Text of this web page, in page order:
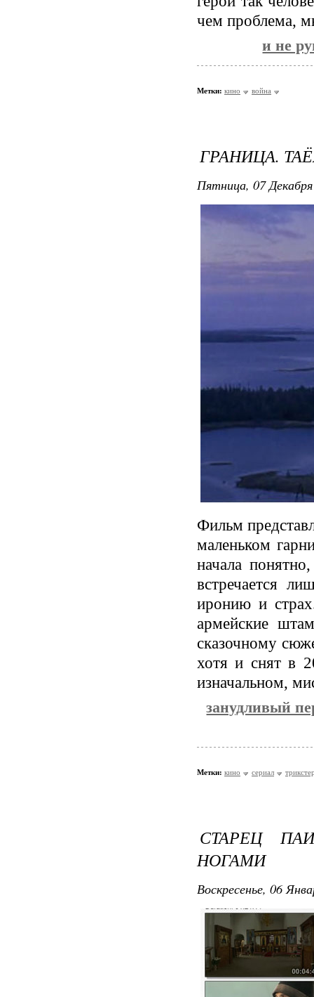
чем проблема,
и не
Метки: кино война
ГРАНИЦА.
Пятница, 07
Фильм
маленьком
начала
встречается
иронию и
армейские
сказочному
хотя и снят в
изначальном,
занудливый
Метки: кино сериал
СТАРЕЦ
НОГАМИ
Воскресенье, 06